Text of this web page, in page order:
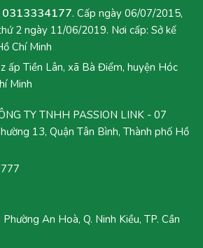
0313334177. Cấp ngày 06/07/2015,
2 ngày 11/06/2019. Nơi cấp: Sở kế
Chí Minh
ấp Tiền Lân, xã Bà Điểm, huyện Hóc
Minh
TY TNHH PASSION LINK - 07
13, Quận Tân Bình, Thành phố Hồ
An Hoà, Q. Ninh Kiều, TP. Cần